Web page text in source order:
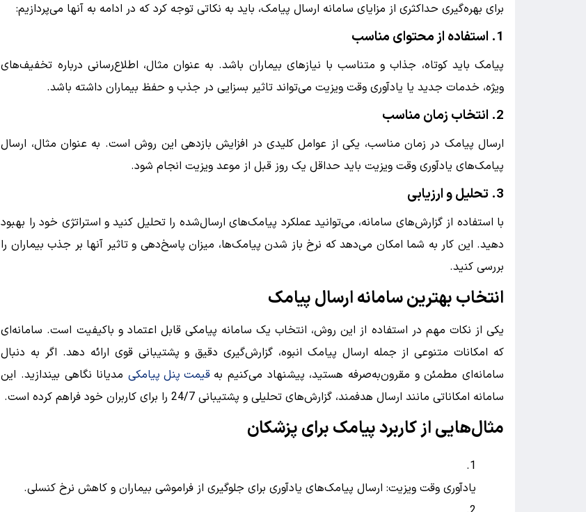
برای بهره‌گیری حداکثری از مزایای سامانه ارسال پیامک، باید به نکاتی توجه کرد که در ادامه به آنها می‌پردازیم:
1. استفاده از محتوای مناسب
پیامک باید کوتاه، جذاب و متناسب با نیازهای بیماران باشد. به عنوان مثال، اطلاع‌رسانی درباره تخفیف‌های
ویژه، خدمات جدید یا یادآوری وقت ویزیت می‌تواند تاثیر بسزایی در جذب و حفظ بیماران داشته باشد.
2. انتخاب زمان مناسب
ارسال پیامک در زمان مناسب، یکی از عوامل کلیدی در افزایش بازدهی این روش است. به عنوان مثال، ارسال
پیامک‌های یادآوری وقت ویزیت باید حداقل یک روز قبل از موعد ویزیت انجام شود.
3. تحلیل و ارزیابی
با استفاده از گزارش‌های سامانه، می‌توانید عملکرد پیامک‌های ارسال‌شده را تحلیل کنید و استراتژی خود را بهبود
دهید. این کار به شما امکان می‌دهد که نرخ باز شدن پیامک‌ها، میزان پاسخ‌دهی و تاثیر آنها بر جذب بیماران را
بررسی کنید.
انتخاب بهترین سامانه ارسال پیامک
یکی از نکات مهم در استفاده از این روش، انتخاب یک سامانه پیامکی قابل اعتماد و باکیفیت است. سامانه‌ای
که امکانات متنوعی از جمله ارسال پیامک انبوه، گزارش‌گیری دقیق و پشتیبانی قوی ارائه دهد. اگر به دنبال
سامانه‌ای مطمئن و مقرون‌به‌صرفه هستید، پیشنهاد می‌کنیم به قیمت پنل پیامکیمدیانا نگاهی بیندازید. این
سامانه امکاناتی مانند ارسال هدفمند، گزارش‌های تحلیلی و پشتیبانی 24/7 را برای کاربران خود فراهم کرده است.
مثال‌هایی از کاربرد پیامک برای پزشکان
یادآوری وقت ویزیت: ارسال پیامک‌های یادآوری برای جلوگیری از فراموشی بیماران و کاهش نرخ کنسلی.